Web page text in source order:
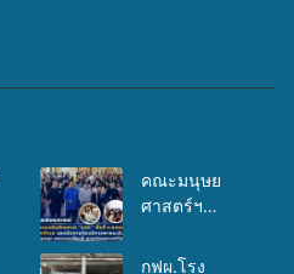
คณะมนุษย
ศาสตร์ฯ
จัดอบรมเสริม
กฟผ.โรง